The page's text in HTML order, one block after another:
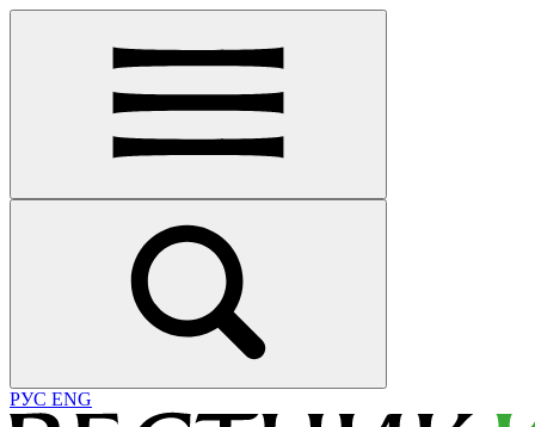
РУС ENG